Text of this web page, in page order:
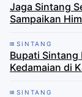
Jaga Sintang
Sampaikan
SINTANG
Bupati Sintang
Kedamaian di
SINTANG